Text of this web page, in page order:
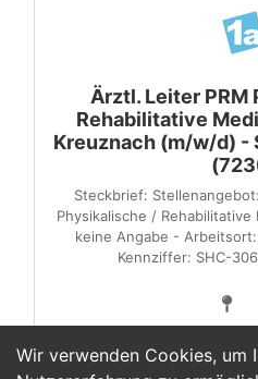
Wir verwenden Cookies, um
Ärztl. Leiter
Rehabilitative
Kreuznach (m/w/d) -
Steckbrief:
Physikalische /
keine Angabe -
Kennziffer: SHC-